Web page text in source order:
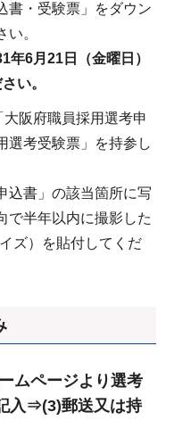
書・受験票」をダウン
い。
6月21日（金曜日）
い。
阪府職員採用選考申
選考受験票」を持参し
込書」の該当箇所に写
で半年以内に撮影した
ズ）を貼付してくだ
ムページより選考
入⇒(3)郵送又は持